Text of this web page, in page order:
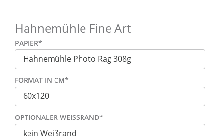
Hahnemühle Fine Art
PAPIER*
FORMAT IN CM*
OPTIONALER WEISSRAND *